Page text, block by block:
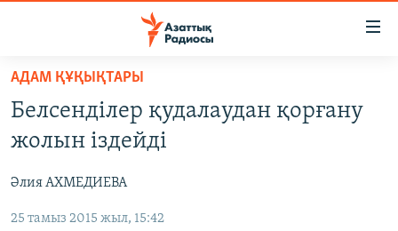
Skip
main
content
to
Navigation
ҚАҢТАР ОҚИҒАСЫ
АДАМ ҚҰҚЫҚТАРЫ
АДАМ ҚҰҚЫҚТАРЫ
Белсенділер қудалаудан қорғану
жолын іздейді
Әлия АХМЕДИЕВА
25 тамыз 2015 жыл, 15:42